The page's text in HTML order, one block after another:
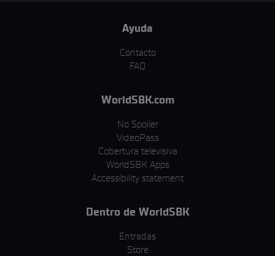
Ayuda
Contacto
FAQ
WorldSBK.com
No Spoiler
VideoPass
Cobertura televisiva
WorldSBK Apps
Accessibility statement
Dentro de WorldSBK
Entradas
Store